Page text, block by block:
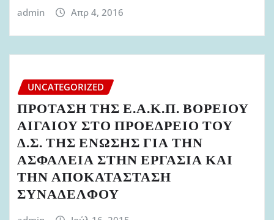
admin Απρ 4, 2016
UNCATEGORIZED
ΠΡΟΤΑΣΗ ΤΗΣ Ε.Α.Κ.Π. ΒΟΡΕΙΟΥ
ΑΙΓΑΙΟΥ ΣΤΟ ΠΡΟΕΔΡΕΙΟ ΤΟΥ
Δ.Σ. ΤΗΣ ΕΝΩΣΗΣ ΓΙΑ ΤΗΝ
ΑΣΦΑΛΕΙΑ ΣΤΗΝ ΕΡΓΑΣΙΑ ΚΑΙ
ΤΗΝ ΑΠΟΚΑΤΑΣΤΑΣΗ
ΣΥΝΑΔΕΛΦΟΥ